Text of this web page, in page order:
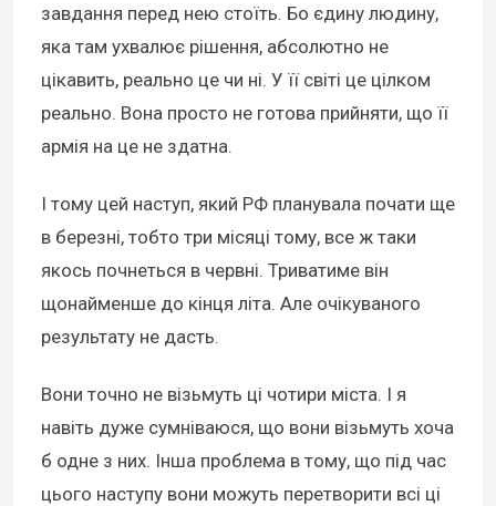
завдання перед нею стоїть. Бо єдину людину,
яка там ухвалює рішення, абсолютно не
цікавить, реально це чи ні. У її світі це цілком
реально. Вона просто не готова прийняти, що її
армія на це не здатна.
І тому цей наступ, який РФ планувала почати ще
в березні, тобто три місяці тому, все ж таки
якось почнеться в червні. Триватиме він
щонайменше до кінця літа. Але очікуваного
результату не дасть.
Вони точно не візьмуть ці чотири міста. І я
навіть дуже сумніваюся, що вони візьмуть хоча
б одне з них. Інша проблема в тому, що під час
цього наступу вони можуть перетворити всі ці